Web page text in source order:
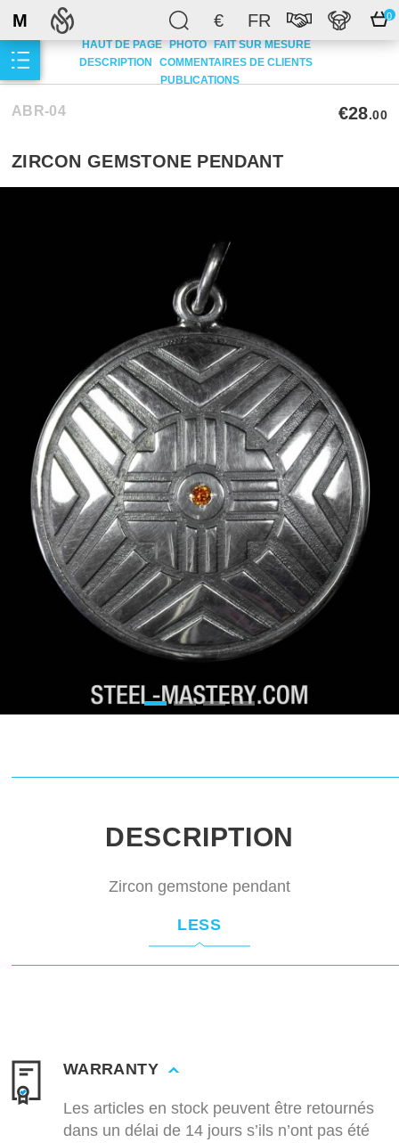
€ FR 0
M
HAUT DE PAGE PHOTO FAIT SUR MESURE
DESCRIPTION
COMMENTAIRES DE CLIENTS
PUBLICATIONS
ABR-04 €28.00
ZIRCON GEMSTONE PENDANT
DESCRIPTION
Zircon gemstone pendant
LESS
WARRANTY
Les articles en stock peuvent être retournés
dans un délai de 14 jours s’ils n’ont pas été